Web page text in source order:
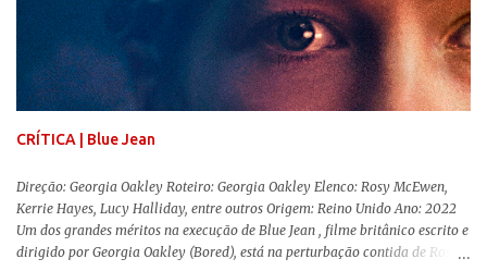
libertando-os pelo mundo. O espectador acompanha uma família que tem
uma pequena vantagem em relação às outras pessoas. Adivinhem? Sabem
viver em silêncio pelo fato da filha mais velha ser surda. Para aqueles que
amam filmes com temática apocalíptica, a produção pode até funcionar
como entretenimento mediano. Todo o cenário de fuga, pânico col...
CRÍTICA | Blue Jean
Direção: Georgia Oakley Roteiro: Georgia Oakley Elenco: Rosy McEwen,
Kerrie Hayes, Lucy Halliday, entre outros Origem: Reino Unido Ano: 2022
Um dos grandes méritos na execução de Blue Jean , filme britânico escrito e
dirigido por Georgia Oakley (Bored), está na perturbação contida de Rosy